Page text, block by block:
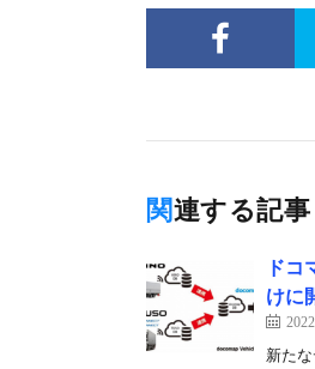
関連する記事
ドコ
けに
新た